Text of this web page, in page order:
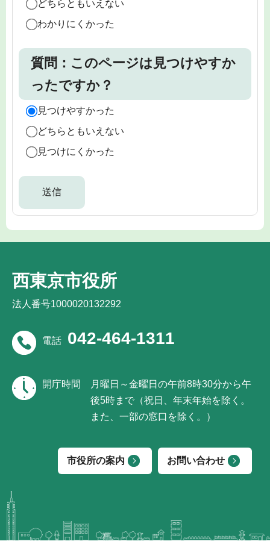
どちらともいえない
わかりにくかった
質問：このページは見つけやすか
ったですか？
見つけやすかった
どちらともいえない
見つけにくかった
西東京市役所
法人番号1000020132292
電話 042-464-1311
開庁時間
月曜日～金曜日の午前8時30分から午
後5時まで（祝日、年末年始を除く。
また、一部の窓口を除く。）
市役所の案内 お問い合わせ